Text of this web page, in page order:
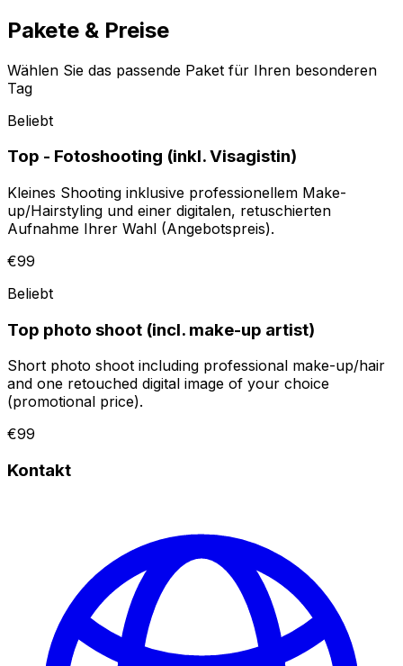
Pakete & Preise
Wählen Sie das passende Paket für Ihren besonderen
Tag
Beliebt
Top - Fotoshooting (inkl. Visagistin)
Kleines Shooting inklusive professionellem Make-
up/Hairstyling und einer digitalen, retuschierten
Aufnahme Ihrer Wahl (Angebotspreis).
€99
Beliebt
Top photo shoot (incl. make-up artist)
Short photo shoot including professional make-up/hair
and one retouched digital image of your choice
(promotional price).
€99
Kontakt